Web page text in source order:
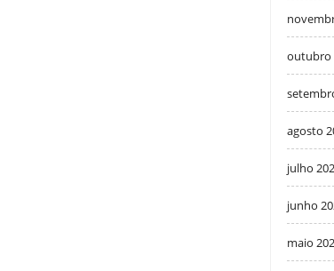
outubro
agosto
julho
junho
maio